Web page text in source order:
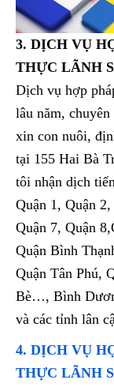
3. DỊCH VỤ
THỰC LÃNH
Dịch vụ hợp
lâu năm,
xin con nuôi,
tại 155 Hai Bà
tôi nhận dịch
Quận 1, Quận
Quận 7, Quận
Quận Bình
Quận Tân Phú,
Bè…, Bình
và các tỉnh lân
4. DỊCH VỤ
THỰC LÃNH